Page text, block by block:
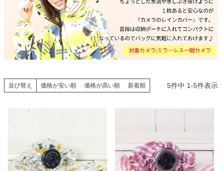
並び替え 価格が安い順 価格が高い順 新着順 5件中 1-5件表示